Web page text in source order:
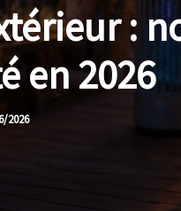
:
en 2026
2026